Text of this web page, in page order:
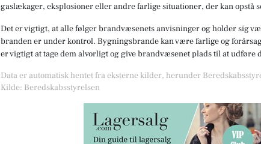
gaslækager, eksplosioner eller andre farlige situationer, der kan opstå
Det er vigtigt, at alle følger brandvæsenets anvisninger og holder sig
branden er under kontrol. Bygningsbrande kan være farlige og
er vigtigt at tage dem alvorligt og give brandvæsenet plads til at udføre
Data er automatisk hentet fra eksterne kilder, herunder
Kilde: Beredskabsstyrelsen